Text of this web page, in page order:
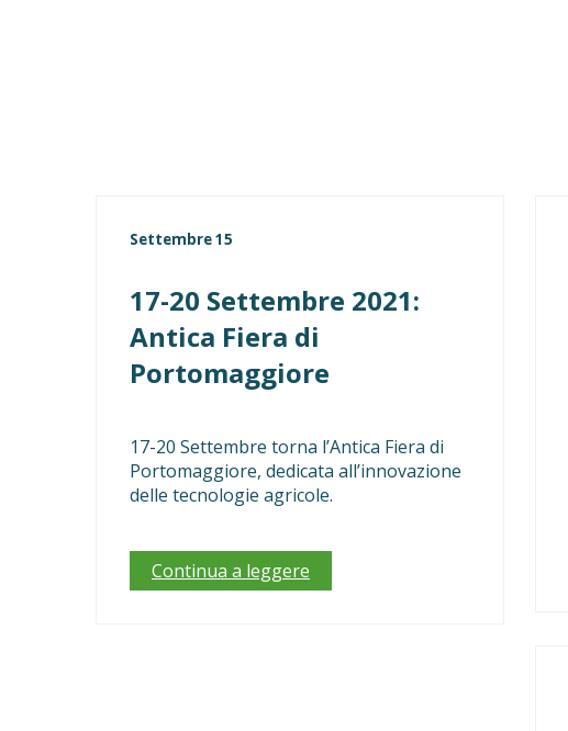
Settembre 15
17-20 Settembre 2021:
Antica Fiera di
Portomaggiore
17-20 Settembre torna l’Antica Fiera di
Portomaggiore, dedicata all’innovazione
delle tecnologie agricole.
Continua a leggere